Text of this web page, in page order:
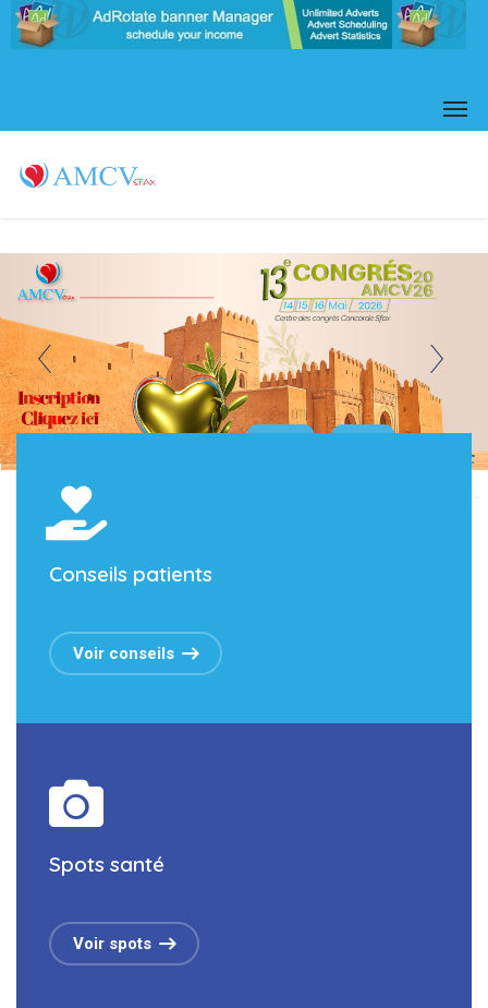
Conseils patients
Voir conseils
Spots santé
Voir spots